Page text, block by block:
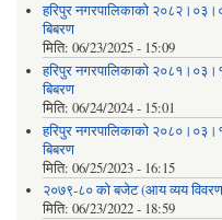
हरिपुर नगरपालिकाको
बिबरण
मिति: 06/23/2025 - 15:09
हरिपुर नगरपालिकाको
बिबरण
मिति: 06/24/2024 - 15:01
हरिपुर नगरपालिकाको
बिबरण
मिति: 06/25/2023 - 16:15
२०७९-८० को बजेट (आय व्यय
मिति: 06/23/2022 - 18:59